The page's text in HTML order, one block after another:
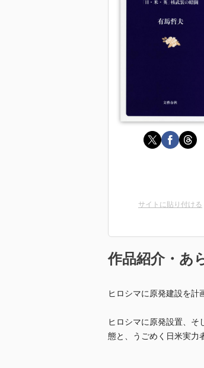
サイトに貼り付ける
作品紹介・あ
ヒロシマに原発建設を計
ヒロシマに原発設置、そ
態と、うごめく日米実力